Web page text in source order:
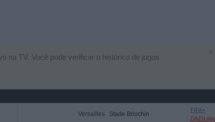
na TV. Você pode verificar o histórico de jogos
Versailles Stade Briochin
FIFA+
DAZN